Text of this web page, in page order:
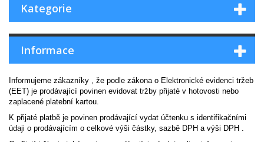
Kategorie
Informace
Informujeme zákazníky , že podle zákona o Elektronické evidenci tržeb
(EET) je prodávající povinen evidovat tržby přijaté v hotovosti nebo
zaplacené platební kartou.
K přijaté platbě je povinen prodávající vydat účtenku s identifikačními
údaji o prodávajícím o celkové výši částky, sazbě DPH a výši DPH .